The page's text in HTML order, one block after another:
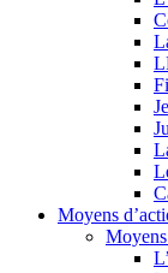
Moyens